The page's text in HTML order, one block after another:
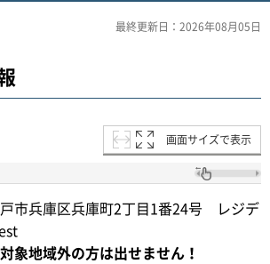
最終更新日：2026年08月05日
画面サイズで表示
市兵庫区兵庫町2丁目1番24号 レジ
象地域外の方は出せません！